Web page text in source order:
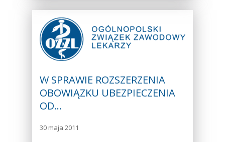
W SPRAWIE ROZSZERZENIA
OBOWIĄZKU UBEZPIECZENIA
OD…
30 maja 2011